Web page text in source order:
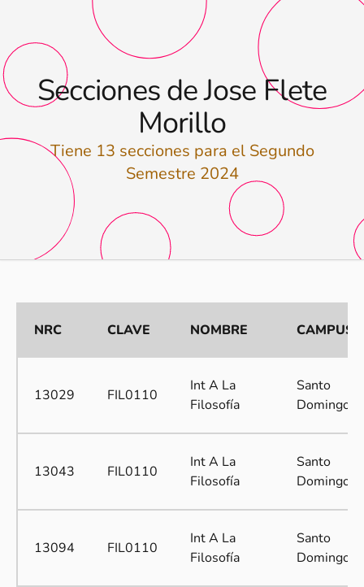
Secciones de Jose Flete
Morillo
Tiene 13 secciones para el Segundo
Semestre 2024
NRC CLAVE NOMBRE CAMPUS
13029 FIL0110
Int A La
Filosofía
Santo
Domingo
13043 FIL0110
Int A La
Filosofía
Santo
Domingo
13094 FIL0110
Int A La
Filosofía
Santo
Domingo